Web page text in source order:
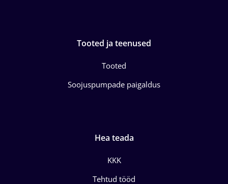
Tooted ja teenused
Tooted
Soojuspumpade paigaldus
Hea teada
KKK
Tehtud tööd